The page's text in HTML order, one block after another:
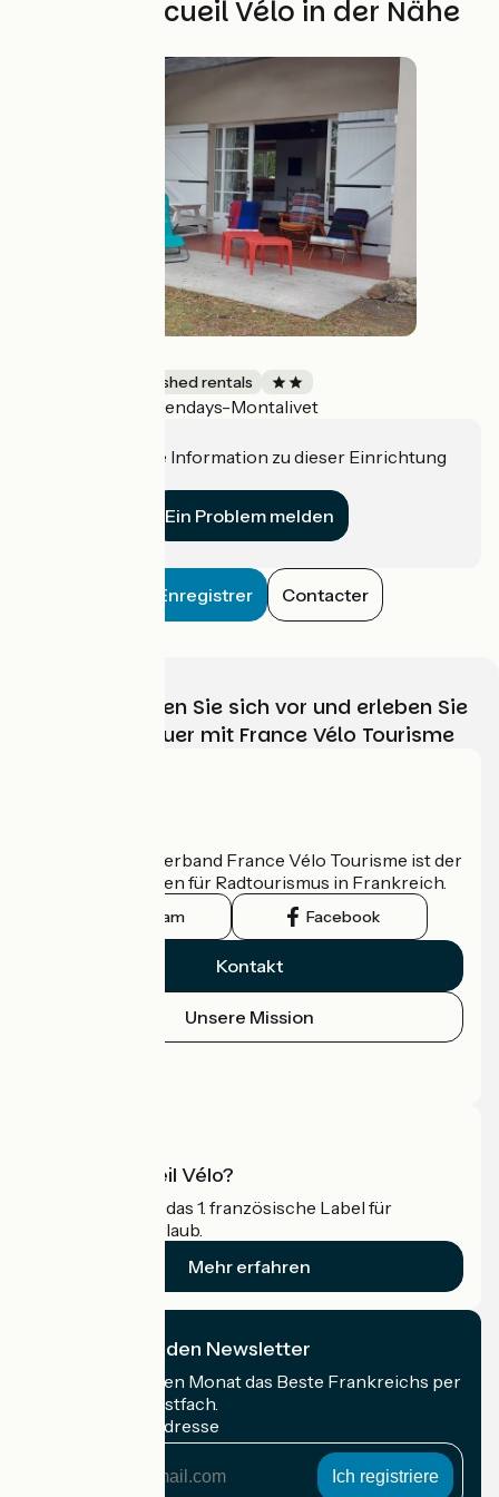
Weitere Accueil Vélo in der Nähe
Lodgings and furnished rentals
Vendays-Montalivet
Haben Sie eine Information zu dieser Einrichtung
Ein Problem melden
Enregistrer Contacter
Wählen, bereiten Sie sich vor und erleben Sie
Ihr Radabenteuer mit France Vélo Tourisme
Der nationale Verband France Vélo Tourisme ist der
offizielle Leitfaden für Radtourismus in Frankreich.
Instagram Facebook
Kontakt
Unsere Mission
Was ist Accueil Vélo?
Accueil Vélo ist das 1. französische Label für
Radfahrer im Urlaub.
Mehr erfahren
Ich abonniere den Newsletter
Erhalten Sie jeden Monat das Beste Frankreichs per
Rad in Ihrem Postfach.
Meine E-Mail-Adresse